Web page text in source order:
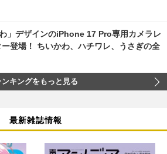
」デザインのiPhone 17 Pro専用カメラレ
登場！ ちいかわ、ハチワレ、うさぎの全
ンキングをもっと見る
最新雑誌情報